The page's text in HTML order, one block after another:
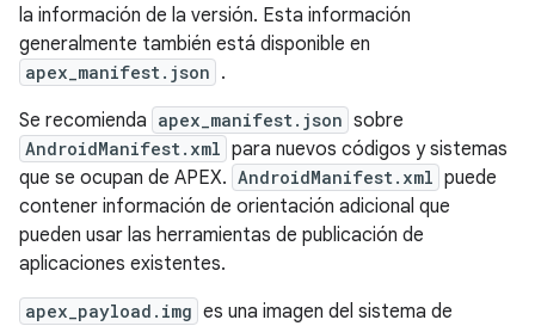
la información de la versión. Esta información
generalmente también está disponible en
apex_manifest.json .
Se recomienda apex_manifest.json sobre
AndroidManifest.xml para nuevos códigos y sistemas
que se ocupan de APEX. AndroidManifest.xml puede
contener información de orientación adicional que
pueden usar las herramientas de publicación de
aplicaciones existentes.
apex_payload.img es una imagen del sistema de